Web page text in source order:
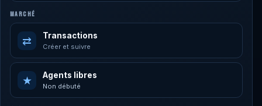
MARCHÉ
⇄ Transactions
Créer et suivre
★ Agents libres
Non débuté